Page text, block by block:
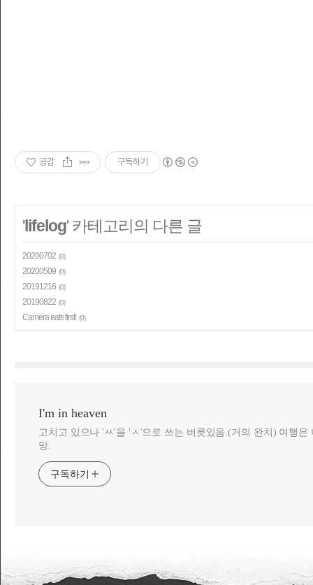
공감 구독하기
'lifelog' 카테고리의 다른 글
20200702 (0)
20200509 (0)
20191216 (0)
20190822 (0)
Camera eats first! (0)
I'm in heaven
고치고 있으나 'ㅆ'을 'ㅅ'으로 쓰는 버릇있음.(거의 완치) 여행
망.
구독하기